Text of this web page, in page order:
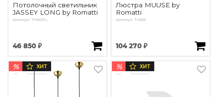
Потолочный светильник
JASSEY LONG by Romatti
Артикул: TH6001L
46 850 ₽
Люстра MUUSE by
Romatti
Артикул: TH525
104 270 ₽
% ХИТ % ХИТ